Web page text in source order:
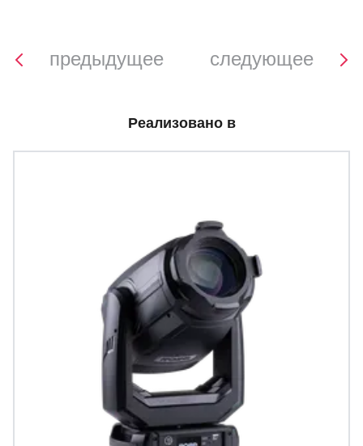
предыдущее следующее
Реализовано в